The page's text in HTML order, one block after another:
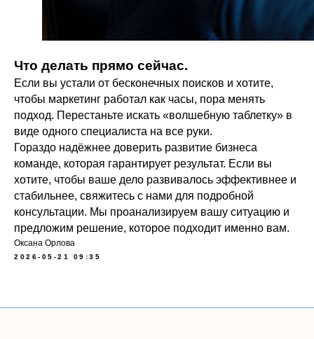
Что делать прямо сейчас.
Если вы устали от бесконечных поисков и хотите,
чтобы маркетинг работал как часы, пора менять
подход. Перестаньте искать «волшебную таблетку» в
виде одного специалиста на все руки.
Гораздо надёжнее доверить развитие бизнеса
команде, которая гарантирует результат. Если вы
хотите, чтобы ваше дело развивалось эффективнее и
стабильнее, свяжитесь с нами для подробной
консультации. Мы проанализируем вашу ситуацию и
предложим решение, которое подходит именно вам.
Оксана Орлова
2026-05-21 09:35